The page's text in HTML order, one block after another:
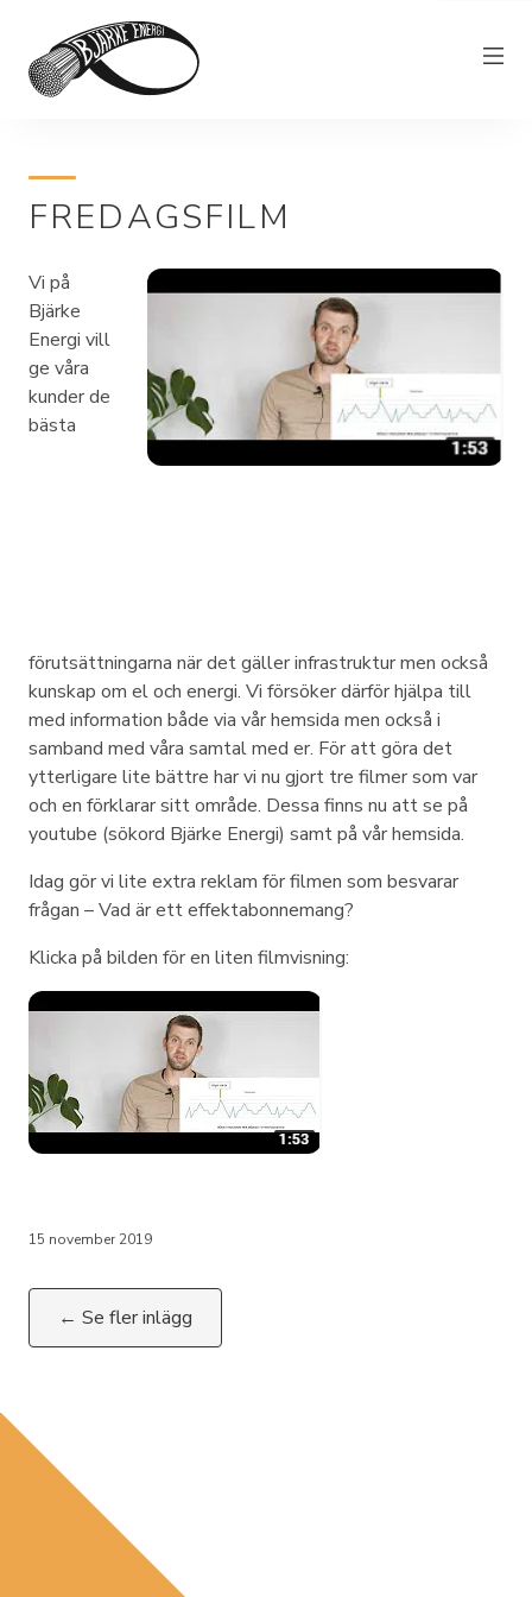
Elhandel
Övrig verksamhet
Om Bjärke Energi
Kundservice
FREDAGSFILM
Vi på
Bjärke
Energi vill
ge våra
kunder de
bästa
förutsättningarna när det gäller infrastruktur men också
kunskap om el och energi. Vi försöker därför hjälpa till
med information både via vår hemsida men också i
samband med våra samtal med er. För att göra det
ytterligare lite bättre har vi nu gjort tre filmer som var
och en förklarar sitt område. Dessa finns nu att se på
youtube (sökord Bjärke Energi) samt på vår hemsida.
Idag gör vi lite extra reklam för filmen som besvarar
frågan – Vad är ett effektabonnemang?
Klicka på bilden för en liten filmvisning:
15 november 2019
← Se fler inlägg